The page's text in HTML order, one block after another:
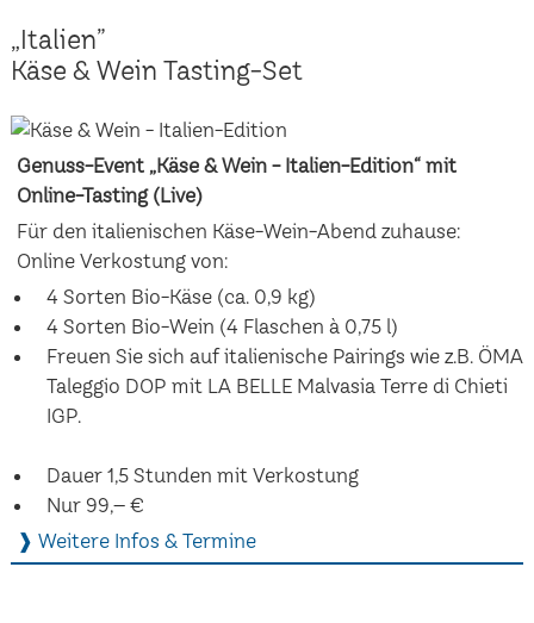
„Italien”
Käse & Wein Tasting-Set
Genuss-Event „Käse & Wein - Italien-Edition“ mit
Online-Tasting (Live)
Für den italienischen Käse-Wein-Abend zuhause:
Online Verkostung von:
4 Sorten Bio-Käse (ca. 0,9 kg)
4 Sorten Bio-Wein (4 Flaschen à 0,75 l)
Freuen Sie sich auf italienische Pairings wie z.B. ÖMA
Taleggio DOP mit LA BELLE Malvasia Terre di Chieti
IGP.
Dauer 1,5 Stunden mit Verkostung
Nur 99,– €
❱ Weitere Infos & Termine